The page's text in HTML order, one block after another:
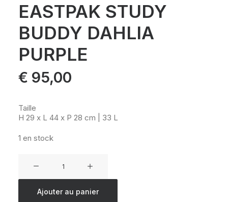
EASTPAK STUDY
BUDDY DAHLIA
PURPLE
€ 95,00
Taille
H 29 x L 44 x P 28 cm | 33 L
1 en stock
STUDY
Ajouter au panier